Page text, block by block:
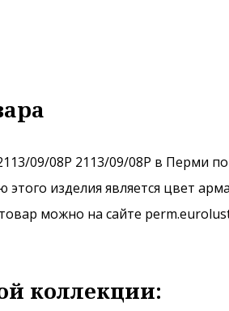
09/08P 2113/09/08P в Перми
изделия является цвет
можно на сайте
коллекции: